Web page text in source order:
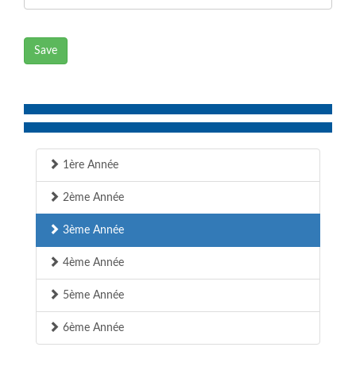
Save
1ère Année
2ème Année
3ème Année
4ème Année
5ème Année
6ème Année